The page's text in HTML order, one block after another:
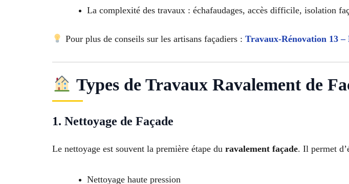
La complexité des travaux : échafaudages, accès difficile, isolation
Pour plus de conseils sur les artisans façadiers : Travaux-Rénovation 13 –
Types de Travaux Ravalement de
1. Nettoyage de Façade
Le nettoyage est souvent la première étape du ravalement façade. Il permet
Nettoyage haute pression